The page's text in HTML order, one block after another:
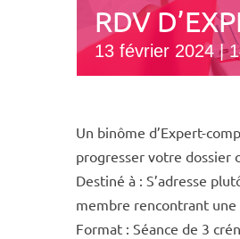
RDV
13 février 2024 |
Un binôme d’Expert-
progresser votre dossier
Destiné à : S’adresse
membre rencontrant
Format : Séance de 3